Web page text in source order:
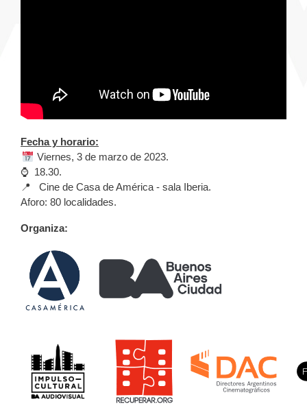
Fecha y horario:
📅 Viernes, 3 de marzo de 2023.
⌚ 18.30.
📍 Cine de Casa de América - sala Iberia.
Aforo: 80 localidades.
Organiza: